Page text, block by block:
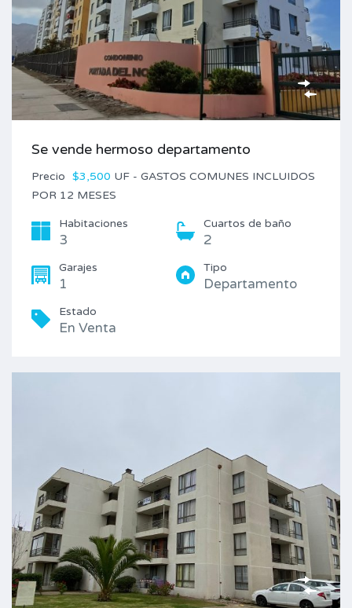
Se vende hermoso departamento
Precio $3,500 UF - GASTOS COMUNES INCLUIDOS
POR 12 MESES
Habitaciones
3
Cuartos de baño
2
Garajes
1
Tipo
Departamento
Estado
En Venta